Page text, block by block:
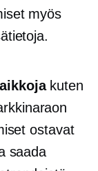
myös
kuten
ostavat
saada